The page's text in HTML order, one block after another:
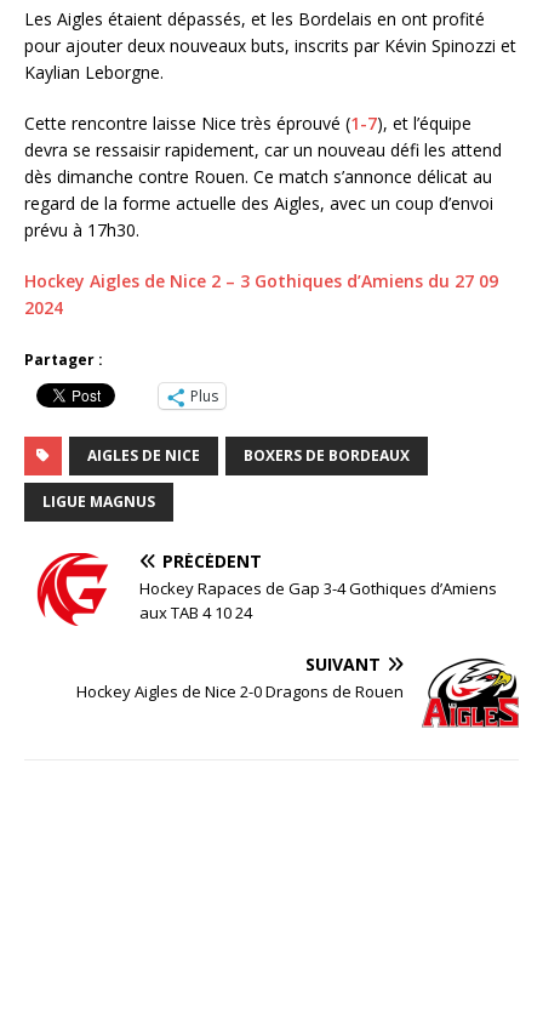
Les Aigles étaient dépassés, et les Bordelais en ont profité
pour ajouter deux nouveaux buts, inscrits par Kévin Spinozzi et
Kaylian Leborgne.
Cette rencontre laisse Nice très éprouvé (1-7), et l’équipe
devra se ressaisir rapidement, car un nouveau défi les attend
dès dimanche contre Rouen. Ce match s’annonce délicat au
regard de la forme actuelle des Aigles, avec un coup d’envoi
prévu à 17h30.
Hockey Aigles de Nice 2 – 3 Gothiques d’Amiens du 27 09
2024
Partager :
Plus
AIGLES DE NICE BOXERS DE BORDEAUX
LIGUE MAGNUS
PRÉCÉDENT
Hockey Rapaces de Gap 3-4 Gothiques d’Amiens
aux TAB 4 10 24
SUIVANT
Hockey Aigles de Nice 2-0 Dragons de Rouen